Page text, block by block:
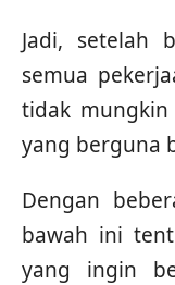
Jadi, setelah
semua
tidak
yang berguna
Dengan
bawah ini
yang ingin